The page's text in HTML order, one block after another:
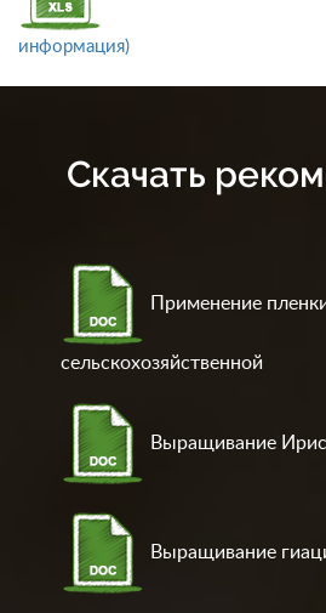
информация)
Скачать
Применение
сельскохозяйственной
Выращивание
Выращивание